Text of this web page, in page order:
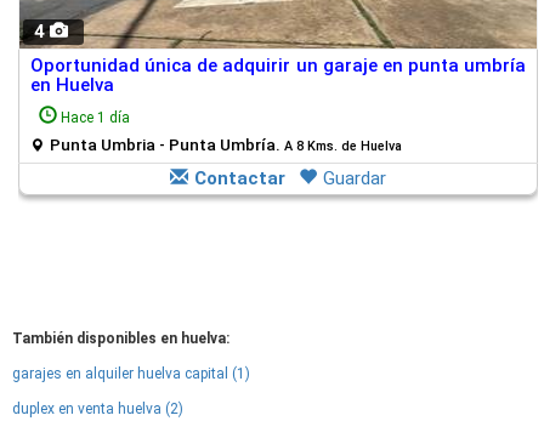
4
Oportunidad única de adquirir un garaje en punta umbría
en Huelva
Hace 1 día
Punta Umbria - Punta Umbría. A 8 Kms. de Huelva
Contactar Guardar
También disponibles en huelva:
garajes en alquiler huelva capital (1)
duplex en venta huelva (2)